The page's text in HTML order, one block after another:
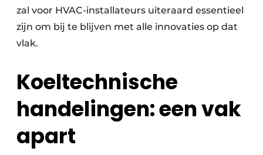
zal voor HVAC-installateurs uiteraard essentieel
zijn om bij te blijven met alle innovaties op dat
vlak.
Koeltechnische
handelingen: een vak
apart